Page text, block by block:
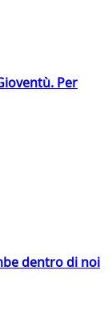
Per
dentro di noi